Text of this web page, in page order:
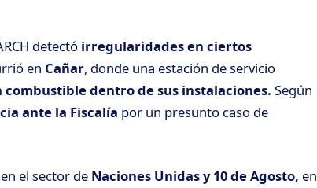
detectó irregularidades en ciertos
en Cañar, donde una estación de servicio
dentro de sus instalaciones. Según
ante la Fiscalía por un presunto caso de
el sector de Naciones Unidas y 10 de Agosto, en